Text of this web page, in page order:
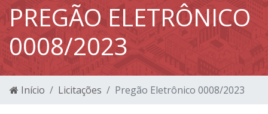
PREGÃO ELETRÔNICO
0008/2023
Início Licitações Pregão Eletrônico 0008/2023